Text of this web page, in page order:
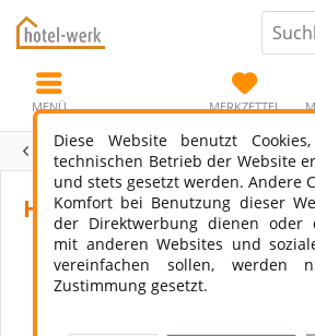
MERKZETTEL
MENÜ
Übersicht Hotelbett
Hotel Bettwäsche Olli
Diese Website benutzt
technischen Betrieb der Website
und stets gesetzt werden. Andere
Komfort bei Benutzung dieser
der Direktwerbung dienen oder
mit anderen Websites und
vereinfachen sollen,
Zustimmung gesetzt.